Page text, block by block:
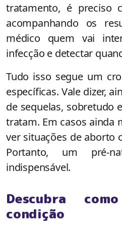
tratamento, é preciso
acompanhando os
médico quem vai
infecção e detectar
Tudo isso segue um
específicas. Vale dizer,
de sequelas, sobretudo
tratam. Em casos ainda
ver situações de aborto
Portanto, um pré-
indispensável.
Descubra
condição